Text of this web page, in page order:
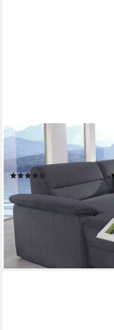
SIT&MORE
Wohnlandschaft Ascara
Polsterung, wahlweise
2.149,99 € UVP3.749,00 €
-43%
lieferbar in 5 Wochen